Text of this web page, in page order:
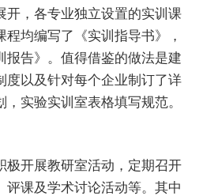
开，各专业独立设置的实训课
均编写了《实训指导书》，
报告》。值得借鉴的做法是建
度以及针对每个企业制订了详
实验实训室表格填写规范。
开展教研室活动，定期召开
评课及学术讨论活动等。其中